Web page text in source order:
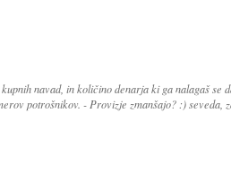
navad, in količino denarja ki ga nalagaš se
potrošnikov. - Provizje zmanšajo? :) seveda,